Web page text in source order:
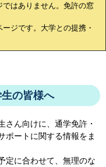
ではありません。免許の窓
ジです。大学との提携・
の皆様へ
さん向けに、通学免許・
ポートに関する情報をま
定に合わせて、無理のな